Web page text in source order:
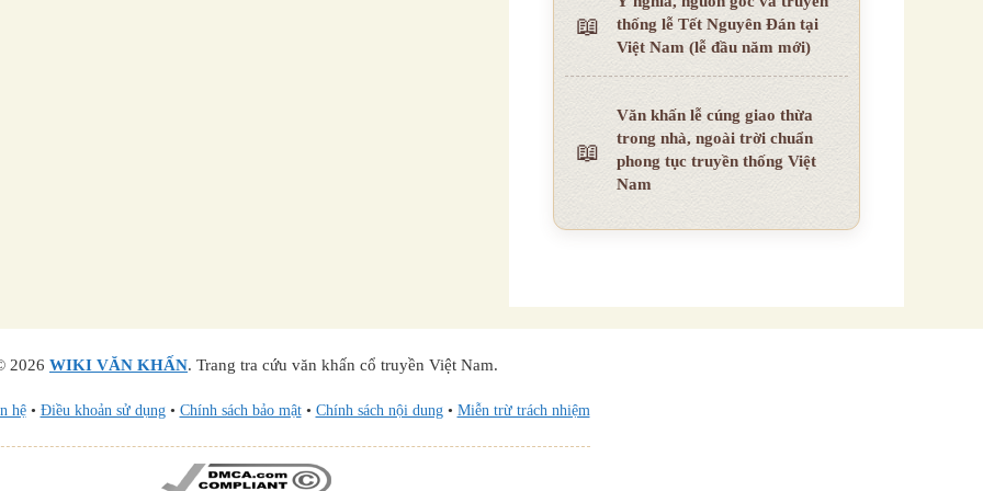
thống lễ Tết Nguyên Đán tại
Việt Nam (lễ đầu năm mới)
Văn khấn lễ cúng giao thừa
trong nhà, ngoài trời chuẩn
phong tục truyền thống Việt
Nam
2026 WIKI VĂN KHẤN. Trang tra cứu văn khấn cổ truyền Việt Nam.
hệ • Điều khoản sử dụng • Chính sách bảo mật • Chính sách nội dung • Miễn trừ trách nhiệm